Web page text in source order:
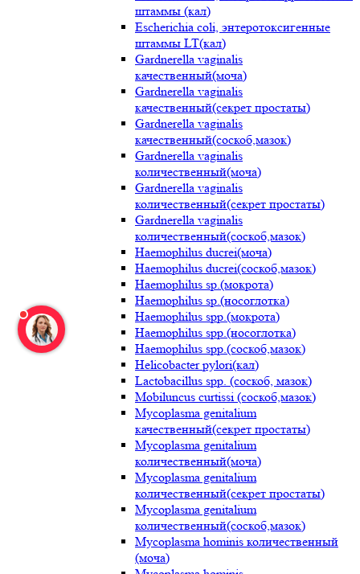
штаммы (кал)
Escherichia coli, энтеротоксигенные
штаммы LT(кал)
Gardnerella vaginalis
качественный(моча)
Gardnerella vaginalis
качественный(секрет простаты)
Gardnerella vaginalis
качественный(соскоб,мазок)
Gardnerella vaginalis
количественный(моча)
Gardnerella vaginalis
количественный(секрет простаты)
Gardnerella vaginalis
количественный(соскоб,мазок)
Haemophilus ducrei(моча)
Haemophilus ducrei(соскоб,мазок)
Haemophilus sp.(мокрота)
Haemophilus sp.(носоглотка)
Haemophilus spp.(мокрота)
Haemophilus spp.(носоглотка)
Haemophilus spp.(соскоб,мазок)
Helicobacter pylori(кал)
Lactobacillus spp. (соскоб, мазок)
Mobiluncus curtissi (соскоб,мазок)
Mycoplasma genitalium
качественный(секрет простаты)
Mycoplasma genitalium
количественный(моча)
Mycoplasma genitalium
количественный(секрет простаты)
Mycoplasma genitalium
количественный(соскоб,мазок)
Mycoplasma hominis количественный
(моча)